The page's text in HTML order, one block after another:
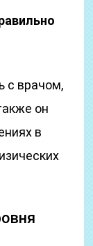
с врачом,
он
в